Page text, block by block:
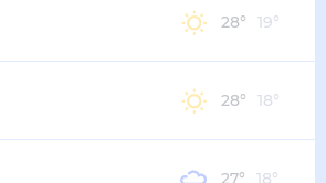
28° 19°
28° 18°
27° 18°